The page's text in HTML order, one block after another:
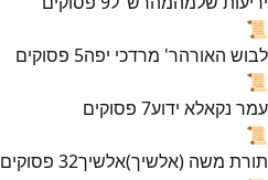
📜
לבוש האורהר' מרדכי יפה5 פסוקים
📜
עמר נקאלא ידוע7 פסוקים
📜
תורת משה (אלשיך)אלשיך32 פסוקים